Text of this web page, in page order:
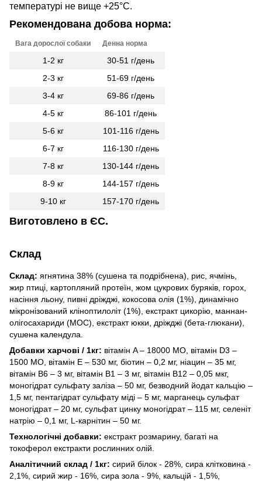
температурі не вище +25°C.
Рекомендована добова норма:
Вага дорослої собаки Денна норма
1-2 кг
30-51 г/день
2-3 кг
51-69 г/день
3-4 кг
69-86 г/день
4-5 кг
86-101 г/день
5-6 кг
101-116 г/день
6-7 кг
116-130 г/день
7-8 кг
130-144 г/день
8-9 кг
144-157 г/день
9-10 кг
157-170 г/день
Виготовлено в ЄС.
Склад
Склад: ягнятина 38% (сушена та подрібнена), рис, ячмінь,
жир птиці, картопляний протеїн, жом цукрових буряків, горох,
насіння льону, пивні дріжджі, кокосова олія (1%), динамічно
мікронізований кліноптилоліт (1%), екстракт цикорію, маннан-
олігосахариди (МОС), екстракт юкки, дріжджі (бета-глюкани),
сушена календула.
Добавки харчові / 1кг: вітамін A – 18000 МО, вітамін D3 –
1500 МО, вітамін E – 530 мг, біотин – 0,2 мг, ніацин – 35 мг,
вітамін В6 – 3 мг, вітамін В1 – 3 мг, вітамін В12 – 0,05 мкг,
моногідрат сульфату заліза – 50 мг, безводний йодат кальцію –
1,5 мг, пентагідрат сульфату міді – 5 мг, марганець сульфат
моногідрат – 20 мг, сульфат цинку моногідрат – 115 мг, селеніт
натрію – 0,1 мг, L-карнітин – 50 мг.
Технологічні добавки: екстракт розмарину, багаті на
токоферол екстракти рослинних олій.
Aнaлітичний склад / 1кг: сирий білок - 28%, сира клітковина -
2,1%, сирий жир - 16%, сира зола - 9%, кальцій - 1,5%,